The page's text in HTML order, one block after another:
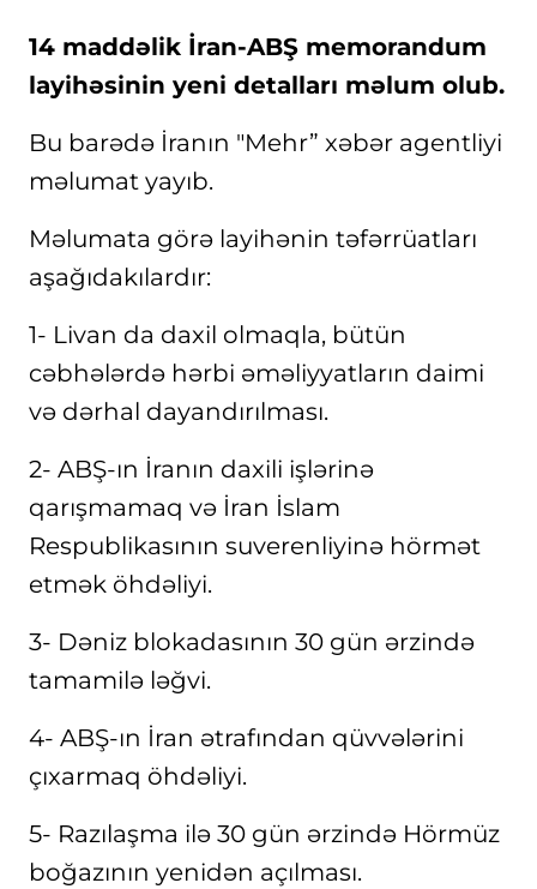
14 maddəlik İran-ABŞ memorandum
layihəsinin yeni detalları məlum olub.
Bu barədə İranın "Mehr” xəbər agentliyi
məlumat yayıb.
Məlumata görə layihənin təfərrüatları
aşağıdakılardır:
1- Livan da daxil olmaqla, bütün
cəbhələrdə hərbi əməliyyatların daimi
və dərhal dayandırılması.
2- ABŞ-ın İranın daxili işlərinə
qarışmamaq və İran İslam
Respublikasının suverenliyinə hörmət
etmək öhdəliyi.
3- Dəniz blokadasının 30 gün ərzində
tamamilə ləğvi.
4- ABŞ-ın İran ətrafından qüvvələrini
çıxarmaq öhdəliyi.
5- Razılaşma ilə 30 gün ərzində Hörmüz
boğazının yenidən açılması.